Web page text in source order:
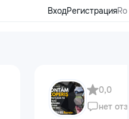
ВходРегистрацияRo
0,0
нет